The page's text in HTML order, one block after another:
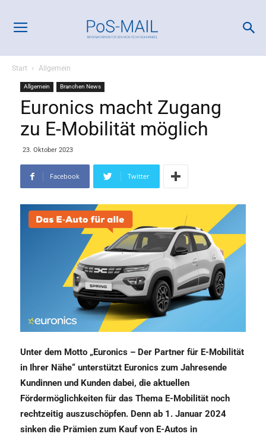
Start Allgemein
Allgemein Branchen News
Euronics macht Zugang
zu E-Mobilität möglich
23. Oktober 2023
Facebook Twitter
Unter dem Motto „Euronics – Der Partner für E-Mobilität
in Ihrer Nähe“ unterstützt Euronics zum Jahresende
Kundinnen und Kunden dabei, die aktuellen
Fördermöglichkeiten für das Thema E-Mobilität noch
rechtzeitig auszuschöpfen. Denn ab 1. Januar 2024
sinken die Prämien zum Kauf von E-Autos in